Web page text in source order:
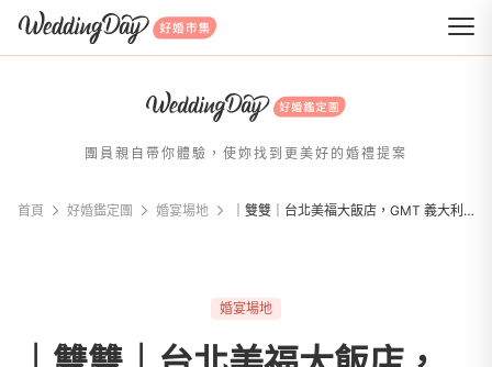
WeddingDay 好婚市集
團員親自帶你體驗，使妳找到更美好的婚禮提案
首頁 好婚鑑定團 婚宴場地 ｜雙雙｜台北美福大飯店，GMT 義大利餐廳：適合小桌數新人的西式婚禮場地
婚宴場地